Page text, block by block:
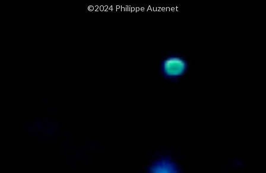
©2024 Philippe Auzenet